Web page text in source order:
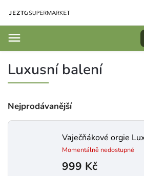
Luxusní balení
Nejprodávanější
Vaječňákové orgie
Momentálně nedostupné
999 Kč